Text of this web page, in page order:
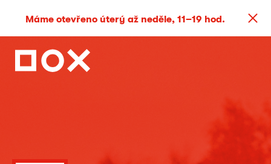
Máme otevřeno úterý až neděle, 11–19 hod.